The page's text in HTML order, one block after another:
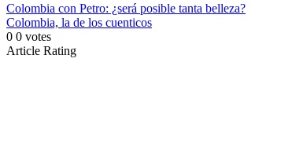
Colombia con Petro: ¿será posible tanta belleza?
Colombia, la de los cuenticos
0 0 votes
Article Rating